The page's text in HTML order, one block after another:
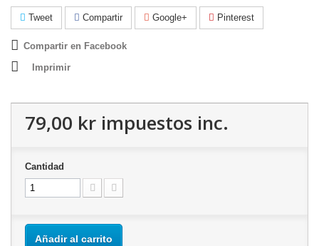
Tweet Compartir Google+ Pinterest
Compartir en Facebook
Imprimir
79,00 kr impuestos inc.
Cantidad
Añadir al carrito